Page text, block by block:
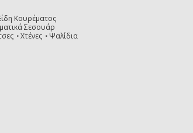
Κουρέματος
Σεσουάρ
Χτένες
Ψαλίδια